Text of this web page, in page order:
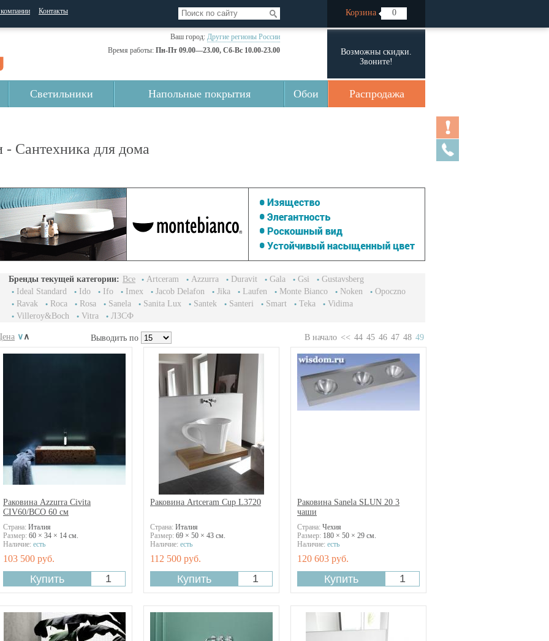
Контакты Корзина 0
Ваш город: Другие регионы России
Время работы: Пн-Пт 09.00—23.00, Сб-Вс 10.00-23.00
Возможны скидки.
Звоните!
Светильники Напольные покрытия Обои Распродажа
Сантехника для дома
Бренды текущей категории: Все Artceram Azzurra Duravit Gala Gsi
Gustavsberg
Ideal Standard
Ido Ifo Imex Jacob Delafon Jika Laufen Monte Bianco Noken
Opoczno
Ravak
Roca Rosa Sanela Sanita Lux Santek Santeri Smart Teka
Vidima
Villeroy&Boch
Vitra ЛЗСФ
∨ ∧ Выводить по В начало << 44 45 46 47 48 49
Раковина Azzurra Civita
CIV60/BCO 60 см
Страна: Италия
Размер: 60 × 34 × 14 см.
Наличие: есть
103 500 руб.
Раковина Artceram Cup L3720
Страна: Италия
Размер: 69 × 50 × 43 см.
Наличие: есть
112 500 руб.
Раковина Sanela SLUN 20 3
чаши
Страна: Чехия
Размер: 180 × 50 × 29 см.
Наличие: есть
120 603 руб.